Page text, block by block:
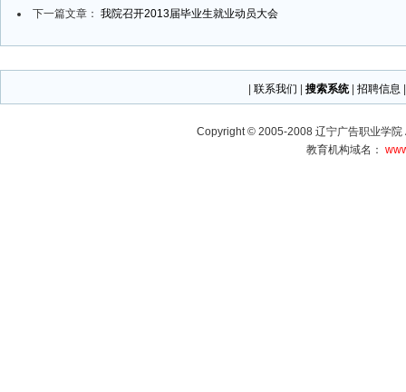
下一篇文章： 我院召开2013届毕业生就业动员大会
联系我们 搜索系统 招聘信息
Copyright © 2005-2008 辽宁广告职业学
教育机构域名：